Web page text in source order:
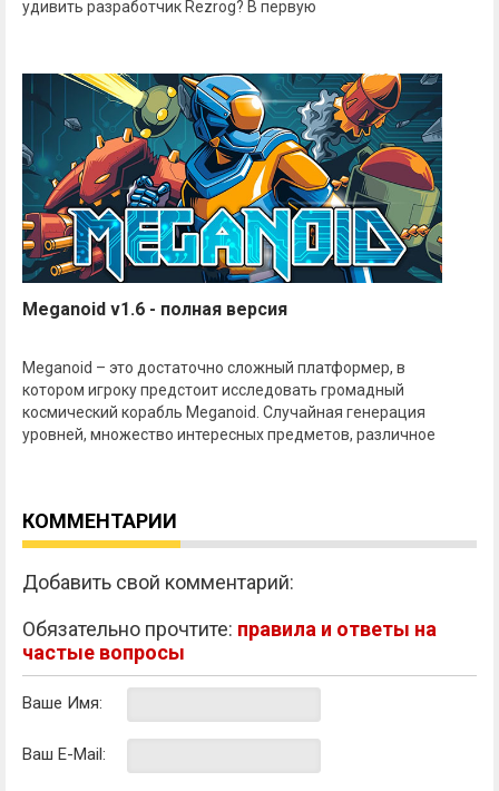
удивить разработчик Rezrog? В первую
Meganoid v1.6 - полная версия
Meganoid – это достаточно сложный платформер, в
котором игроку предстоит исследовать громадный
космический корабль Meganoid. Случайная генерация
уровней, множество интересных предметов, различное
КОММЕНТАРИИ
Добавить свой комментарий:
Обязательно прочтите: правила и ответы на
частые вопросы
Ваше Имя:
Ваш E-Mail: